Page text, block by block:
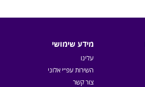
מידע שימושי
עלינו
השירות עפ״י אלוני
צור קשר